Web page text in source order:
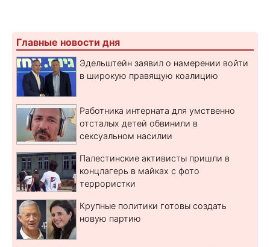
Главные новости дня
Эдельштейн заявил о намерении войти
в широкую правящую коалицию
Работника интерната для умственно
отсталых детей обвинили в
сексуальном насилии
Палестинские активисты пришли в
концлагерь в майках с фото
террористки
Крупные политики готовы создать
новую партию